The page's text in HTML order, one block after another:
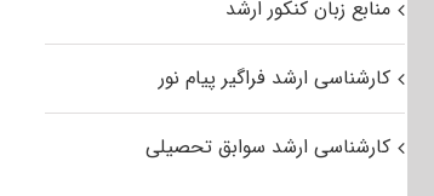
منابع زبان کنکور ارشد
کارشناسی ارشد فراگیر پیام نور
کارشناسی ارشد سوابق تحصیلی